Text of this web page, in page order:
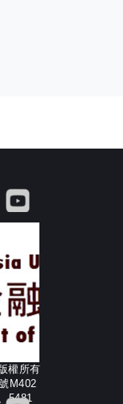
權所有
M402
5481